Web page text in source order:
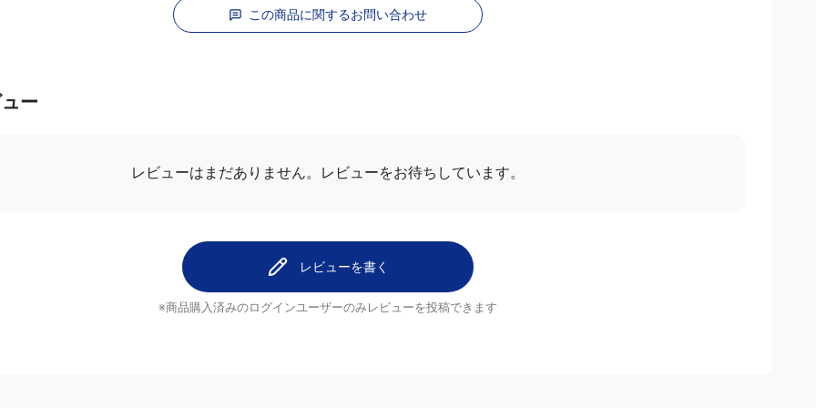
この商品に関するお問い合わせ
ー
レビューはまだありません。 レビューをお待ちしています。
レビューを書く
※商品購入済みのログインユーザーのみ レビューを投稿できます